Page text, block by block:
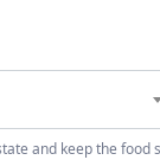
and keep the food